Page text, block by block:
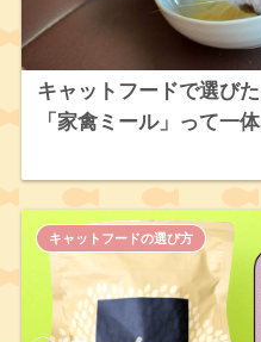
キャットフードで選び
「家禽ミール」って一
キャットフードの選び方